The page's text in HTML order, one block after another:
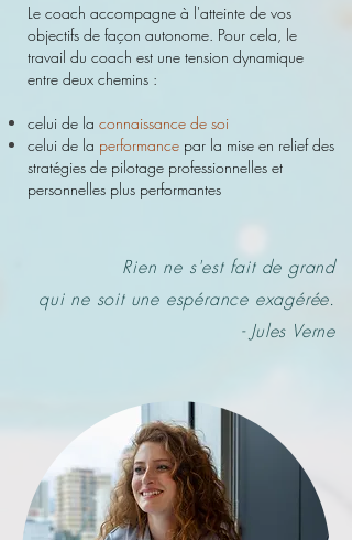
Le coach accompagne à l'atteinte de vos
objectifs de façon autonome. Pour cela, le
travail du coach est une tension dynamique
entre deux chemins :
celui de la connaissance de soi
celui de la performance par la mise en relief des
stratégies de pilotage professionnelles et
personnelles plus performantes
Rien ne s'est fait de grand
qui ne soit une espérance exagérée.
- Jules Verne